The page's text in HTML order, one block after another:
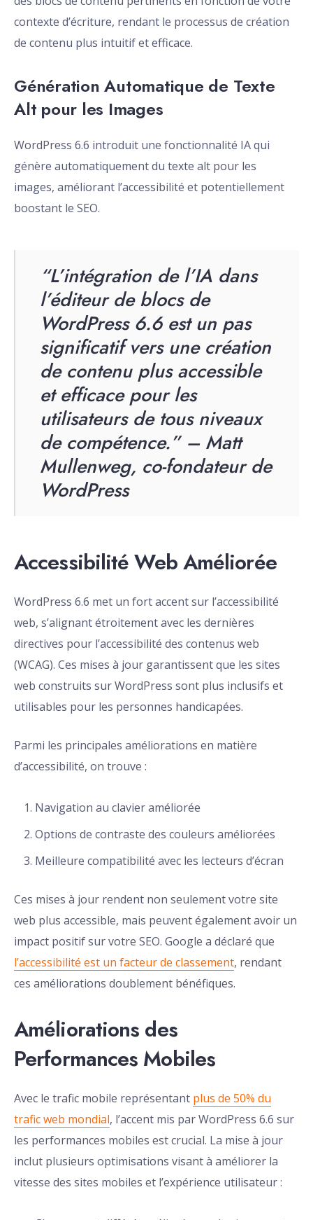
contexte d’écriture, rendant le processus de création
de contenu plus intuitif et efficace.
Génération Automatique de Texte
Alt pour les Images
WordPress 6.6 introduit une fonctionnalité IA qui
génère automatiquement du texte alt pour les
images, améliorant l’accessibilité et potentiellement
boostant le SEO.
“L’intégration de l’IA dans
l’éditeur de blocs de
WordPress 6.6 est un pas
significatif vers une création
de contenu plus accessible
et efficace pour les
utilisateurs de tous niveaux
de compétence.” – Matt
Mullenweg, co-fondateur de
WordPress
Accessibilité Web Améliorée
WordPress 6.6 met un fort accent sur l’accessibilité
web, s’alignant étroitement avec les dernières
directives pour l’accessibilité des contenus web
(WCAG). Ces mises à jour garantissent que les sites
web construits sur WordPress sont plus inclusifs et
utilisables pour les personnes handicapées.
Parmi les principales améliorations en matière
d’accessibilité, on trouve :
Navigation au clavier améliorée
Options de contraste des couleurs améliorées
Meilleure compatibilité avec les lecteurs d’écran
Ces mises à jour rendent non seulement votre site
web plus accessible, mais peuvent également avoir un
impact positif sur votre SEO. Google a déclaré que
l’accessibilité est un facteur de classement, rendant
ces améliorations doublement bénéfiques.
Améliorations des
Performances Mobiles
Avec le trafic mobile représentant plus de 50% du
trafic web mondial, l’accent mis par WordPress 6.6 sur
les performances mobiles est crucial. La mise à jour
inclut plusieurs optimisations visant à améliorer la
vitesse des sites mobiles et l’expérience utilisateur :